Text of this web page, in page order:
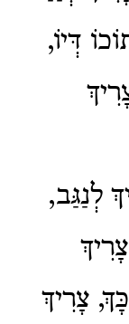
דְּיוֹ,
לְנַגַּב,
צָרִיךְ